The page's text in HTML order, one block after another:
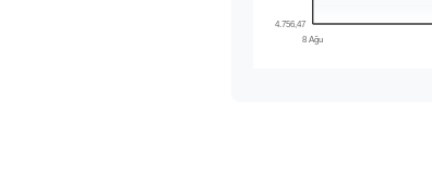
4.756,47
8 Ağu